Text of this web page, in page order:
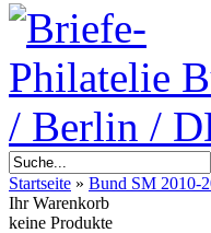
Startseite » Bund SM 2010-
Ihr Warenkorb
keine Produkte